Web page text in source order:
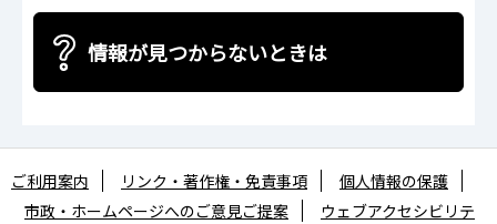
情報が見つからないときは
ご利用案内 リンク・著作権・免責事項
個人情報の保護
市政・ホームページへのご意見ご提案
ウェブアクセシビリテ